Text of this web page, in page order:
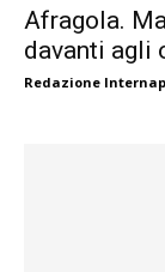
Afragola.
davanti agli
Redazione